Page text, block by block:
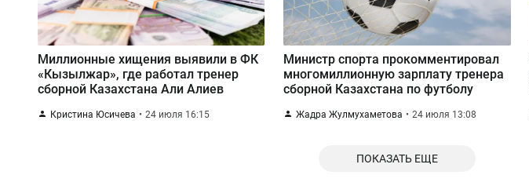
Миллионные хищения выявили в ФК
«Кызылжар», где работал тренер
сборной Казахстана Али Алиев
Кристина Юсичева 24 июля 16:15
Министр спорта прокомментировал
многомиллионную зарплату тренера
сборной Казахстана по футболу
Жадра Жулмухаметова 24 июля 13:08
ПОКАЗАТЬ ЕЩЕ